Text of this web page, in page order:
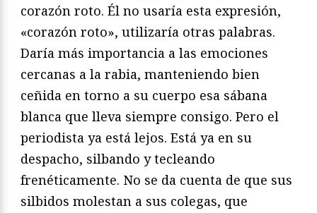
corazón roto. Él no usaría esta expresión,
«corazón roto», utilizaría otras palabras.
Daría más importancia a las emociones
cercanas a la rabia, manteniendo bien
ceñida en torno a su cuerpo esa sábana
blanca que lleva siempre consigo. Pero el
periodista ya está lejos. Está ya en su
despacho, silbando y tecleando
frenéticamente. No se da cuenta de que sus
silbidos molestan a sus colegas, que